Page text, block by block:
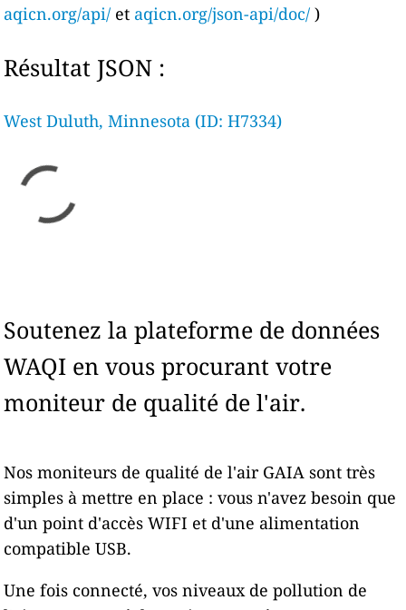
aqicn.org/api/ et aqicn.org/json-api/doc/ )
Résultat JSON :
West Duluth, Minnesota (ID: H7334)
Soutenez la plateforme de données
WAQI en vous procurant votre
moniteur de qualité de l'air.
Nos moniteurs de qualité de l'air GAIA sont très
simples à mettre en place : vous n'avez besoin que
d'un point d'accès WIFI et d'une alimentation
compatible USB.
Une fois connecté, vos niveaux de pollution de